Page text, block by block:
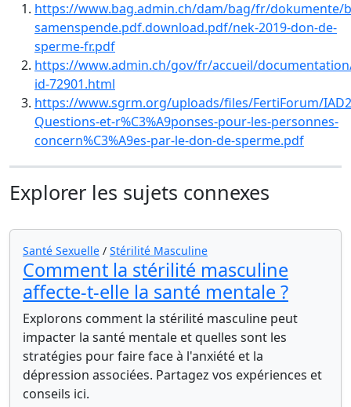
https://www.bag.admin.ch/dam/bag/fr/dokumente/
samenspende.pdf.download.pdf/nek-2019-don-de-
sperme-fr.pdf
https://www.admin.ch/gov/fr/accueil/
id-72901.html
https://www.sgrm.org/uploads/files/FertiForum/
Questions-et-r%C3%A9ponses-pour-les-personnes-
concern%C3%A9es-par-le-don-de-sperme.pdf
Explorer les sujets connexes
Santé Sexuelle / Stérilité Masculine
Comment la stérilité masculine
affecte-t-elle la santé mentale ?
Explorons comment la stérilité masculine peut
impacter la santé mentale et quelles sont les
stratégies pour faire face à l'anxiété et la
dépression associées. Partagez vos expériences et
conseils ici.